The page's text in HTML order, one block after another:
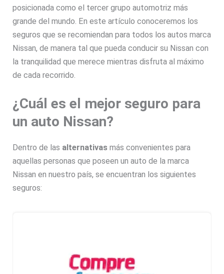
posicionada como el tercer grupo automotriz más
grande del mundo. En este artículo conoceremos los
seguros que se recomiendan para todos los autos marca
Nissan, de manera tal que pueda conducir su Nissan con
la tranquilidad que merece mientras disfruta al máximo
de cada recorrido.
¿Cuál es el mejor seguro para
un auto Nissan?
Dentro de las alternativas más convenientes para
aquellas personas que poseen un auto de la marca
Nissan en nuestro país, se encuentran los siguientes
seguros: